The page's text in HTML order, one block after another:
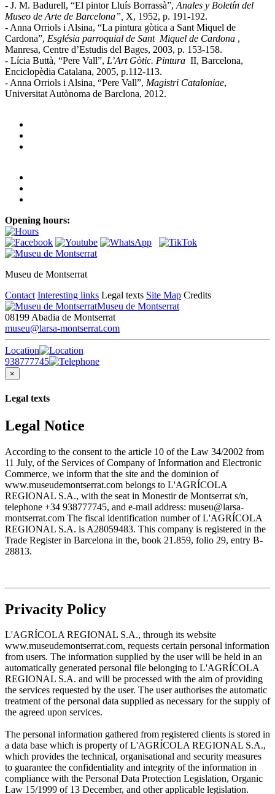
- J. M. Badurell, “El pintor Lluís Borrassà”, Anales y Boletín del
Museo de Arte de Barcelona”, X, 1952, p. 191-192.
- Anna Orriols i Alsina, “La pintura gòtica a Sant Miquel de
Cardona”, Església parroquial de Sant Miquel de Cardona ,
Manresa, Centre d’Estudis del Bages, 2003, p. 153-158.
- Lícia Buttà, “Pere Vall”, L’Art Gòtic. Pintura II, Barcelona,
Enciclopèdia Catalana, 2005, p.112-113.
- Anna Orriols i Alsina, “Pere Vall”, Magistri Cataloniae,
Universitat Autònoma de Barclona, 2012.
Opening hours:
Museu de Montserrat
Contact Interesting links Legal texts Site Map Credits
Museu de Montserrat
08199 Abadia de Montserrat
museu@larsa-montserrat.com
Location
938777745
×
Legal texts
Legal Notice
According to the consent to the article 10 of the Law 34/2002 from
11 July, of the Services of Company of Information and Electronic
Commerce, we inform that the site and the dominion of
www.museudemontserrat.com belongs to L'AGRÍCOLA
REGIONAL S.A., with the seat in Monestir de Montserrat s/n,
telephone +34 938777745, and e-mail address: museu@larsa-
montserrat.com The fiscal identification number of L'AGRÍCOLA
REGIONAL S.A. is A28059483. This company is registered in the
Trade Register in Barcelona in the, book 21.859, folio 29, entry B-
28813.
Privacity Policy
L'AGRÍCOLA REGIONAL S.A., through its website
www.museudemontserrat.com, requests certain personal information
from users. The information supplied by the user will be held in an
automatically generated personal file belonging to L'AGRÍCOLA
REGIONAL S.A. and will be processed with the aim of providing
the services requested by the user. The user authorises the automatic
treatment of the personal data supplied as necessary for the supply of
the agreed upon services.
The personal information gathered from registered clients is stored in
a data base which is property of L'AGRÍCOLA REGIONAL S.A.,
which provides the technical, organisational and security measures
to guarantee the confidentiality and integrity of the information in
compliance with the Personal Data Protection Legislation, Organic
Law 15/1999 of 13 December, and other applicable legislation.